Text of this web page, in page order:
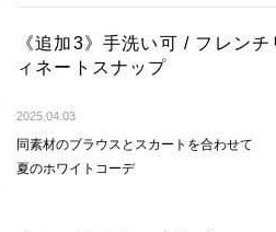
《追加3》手洗い可 / フレン
ィネートスナップ
2025.04.03
同素材のブラウスとスカートを合わせて
夏のホワイトコーデ